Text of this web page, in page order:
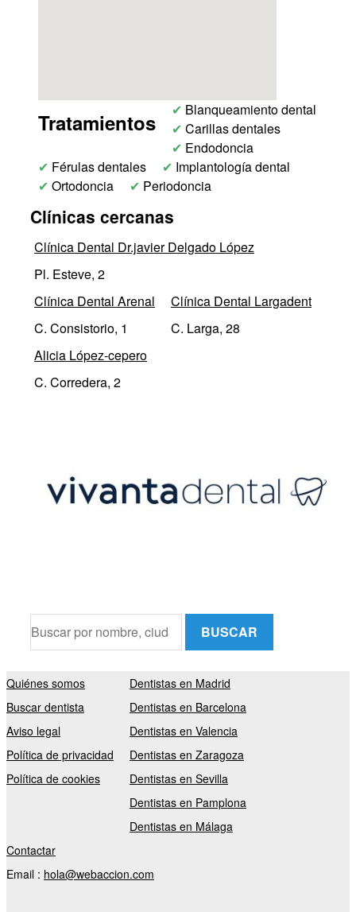
Tratamientos ✔ Blanqueamiento dental
✔ Carillas dentales
✔ Endodoncia
✔ Férulas dentales ✔ Implantología dental
✔ Ortodoncia ✔ Periodoncia
Clínicas cercanas
Clínica Dental Dr.javier Delgado López
Pl. Esteve, 2
Clínica Dental Arenal
C. Consistorio, 1
Clínica Dental Largadent
C. Larga, 28
Alicia López-cepero
C. Corredera, 2
BUSCAR
Quiénes somos
Buscar dentista
Aviso legal
Política de privacidad
Política de cookies
Dentistas en Madrid
Dentistas en Barcelona
Dentistas en Valencia
Dentistas en Zaragoza
Dentistas en Sevilla
Dentistas en Pamplona
Dentistas en Málaga
Contactar
Email : hola@webaccion.com